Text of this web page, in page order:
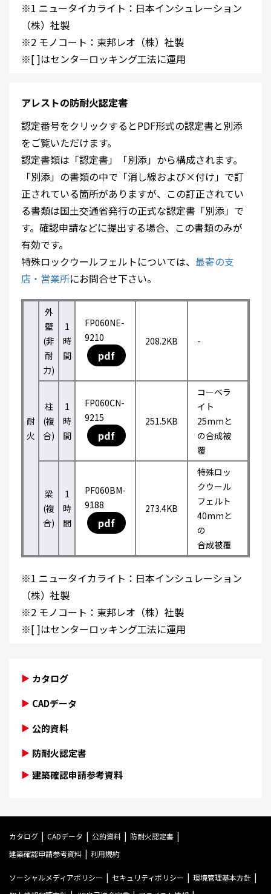
※1 ニュータイカライト：日本インシュレーション
（株）社製
※2 モノコート：東邦レオ（株）社製
※[ ]はセンターロッキング工法に運用
アレストの防耐火認定書
認定番号をクリックするとPDF形式の認定書と別添
をご覧いただけます。
認定書類は「認定書」「別添」から構成されます。
「別添」の書類の中で「消し線および×付け」で訂
正されている箇所がありますが、この訂正されてい
る書類は国土交通省発行の正式な認定書「別添」で
す。確認申請などに提出する場合、この書類のみが
有効です。
特殊ロックウールフェルトについては、 最寄の支
店・営業所にお問合せ下さい。
耐
火
外
壁
(非
耐
力)
1
時
間
FP060NE-
9210
pdf
208.2KB -
柱
(複
合)
1
時
間
FP060CN-
9215
pdf
251.5KB
コーベラ
イト
25mmと
の合成被
覆
梁
(複
合)
1
時
間
PF060BM-
9188
pdf
273.4KB
特殊ロッ
クウール
フェルト
40mmと
の
合成被覆
※1 ニュータイカライト：日本インシュレーション
（株）社製
※2 モノコート：東邦レオ（株）社製
※[ ]はセンターロッキング工法に運用
カタログ
CADデータ
公的資料
防耐火認定書
建築確認申請参考資料
カタログ CADデータ 公的資料
防耐火認定書
建築確認申請参考資料
利用規約
ソーシャルメディアポリシー セキュリティポリシー
環境管理基本方針